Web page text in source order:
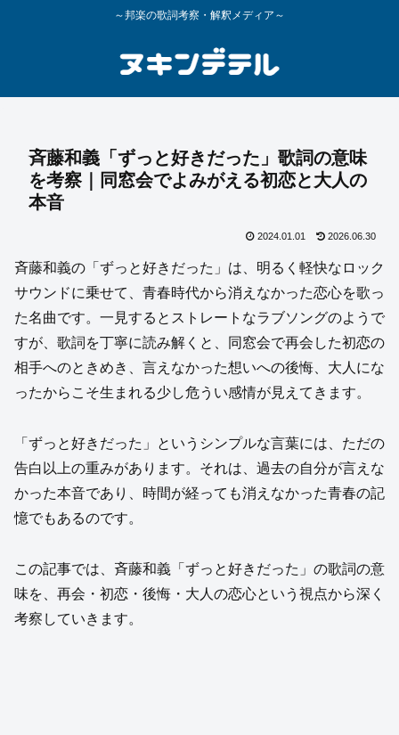
～邦楽の歌詞考察・解釈メディア～
斉藤和義「ずっと好きだった」歌詞の意味
を考察｜同窓会でよみがえる初恋と大人の
本音
2024.01.01 2026.06.30
斉藤和義の「ずっと好きだった」は、明るく軽快なロック
サウンドに乗せて、青春時代から消えなかった恋心を歌っ
た名曲です。一見するとストレートなラブソングのようで
すが、歌詞を丁寧に読み解くと、同窓会で再会した初恋の
相手へのときめき、言えなかった想いへの後悔、大人にな
ったからこそ生まれる少し危うい感情が見えてきます。
「ずっと好きだった」というシンプルな言葉には、ただの
告白以上の重みがあります。それは、過去の自分が言えな
かった本音であり、時間が経っても消えなかった青春の記
憶でもあるのです。
この記事では、斉藤和義「ずっと好きだった」の歌詞の意
味を、再会・初恋・後悔・大人の恋心という視点から深く
考察していきます。